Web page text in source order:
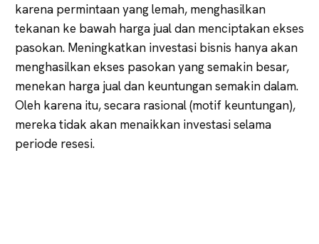
karena permintaan yang lemah, menghasilkan
tekanan ke bawah harga jual dan menciptakan ekses
pasokan. Meningkatkan investasi bisnis hanya akan
menghasilkan ekses pasokan yang semakin besar,
menekan harga jual dan keuntungan semakin dalam.
Oleh karena itu, secara rasional (motif keuntungan),
mereka tidak akan menaikkan investasi selama
periode resesi.